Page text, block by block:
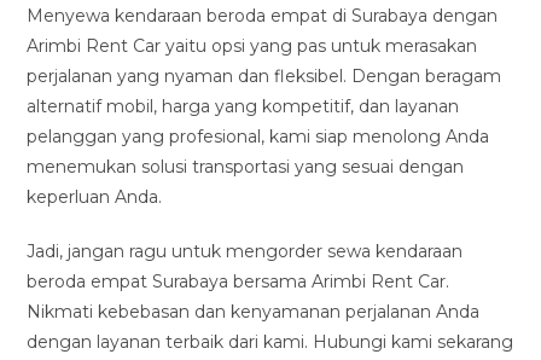
Menyewa kendaraan beroda empat di Surabaya dengan
Arimbi Rent Car yaitu opsi yang pas untuk merasakan
perjalanan yang nyaman dan fleksibel. Dengan beragam
alternatif mobil, harga yang kompetitif, dan layanan
pelanggan yang profesional, kami siap menolong Anda
menemukan solusi transportasi yang sesuai dengan
keperluan Anda.
Jadi, jangan ragu untuk mengorder sewa kendaraan
beroda empat Surabaya bersama Arimbi Rent Car.
Nikmati kebebasan dan kenyamanan perjalanan Anda
dengan layanan terbaik dari kami. Hubungi kami sekarang